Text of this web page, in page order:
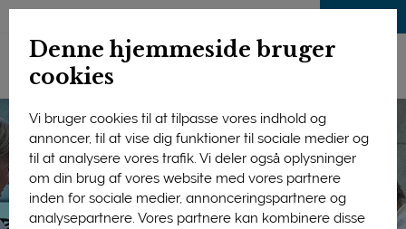
Denne hjemmeside bruger
cookies
Vi bruger cookies til at tilpasse vores indhold og
annoncer, til at vise dig funktioner til sociale medier og
til at analysere vores trafik. Vi deler også oplysninger
om din brug af vores website med vores partnere
inden for sociale medier, annonceringspartnere og
analysepartnere. Vores partnere kan kombinere disse